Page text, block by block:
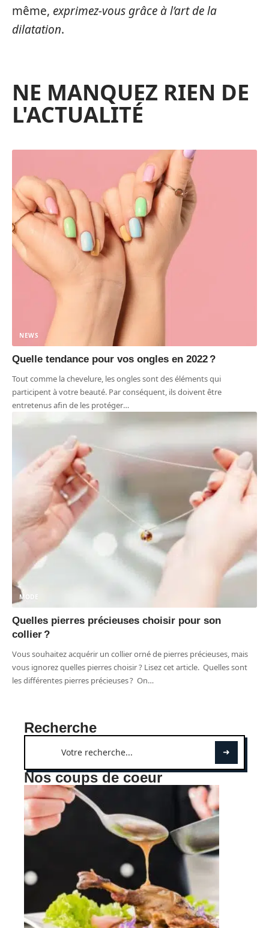
même, exprimez-vous grâce à l’art de la
dilatation.
NE MANQUEZ RIEN DE
L'ACTUALITÉ
NEWS
Quelle tendance pour vos ongles en 2022 ?
Tout comme la chevelure, les ongles sont des éléments qui
participent à votre beauté. Par conséquent, ils doivent être
entretenus afin de les protéger…
MODE
Quelles pierres précieuses choisir pour son
collier ?
Vous souhaitez acquérir un collier orné de pierres précieuses, mais
vous ignorez quelles pierres choisir ? Lisez cet article. Quelles sont
les différentes pierres précieuses ? On…
Recherche
Nos coups de coeur